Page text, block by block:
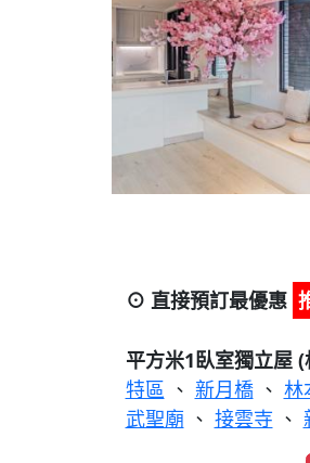
⊙ 直接預訂最優惠
平方米1臥室獨立屋
特區 、 新月橋、 林
武聖廟 、 接雲寺 、